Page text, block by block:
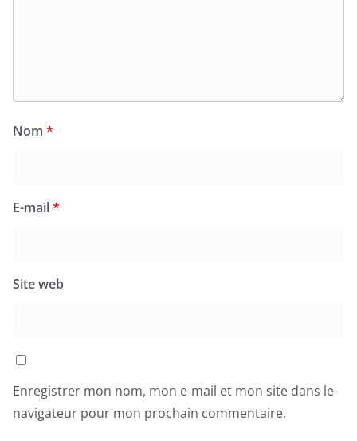
Nom *
E-mail*
Site web
Enregistrer mon nom, mon e-mail et mon site dans le
navigateur pour mon prochain commentaire.